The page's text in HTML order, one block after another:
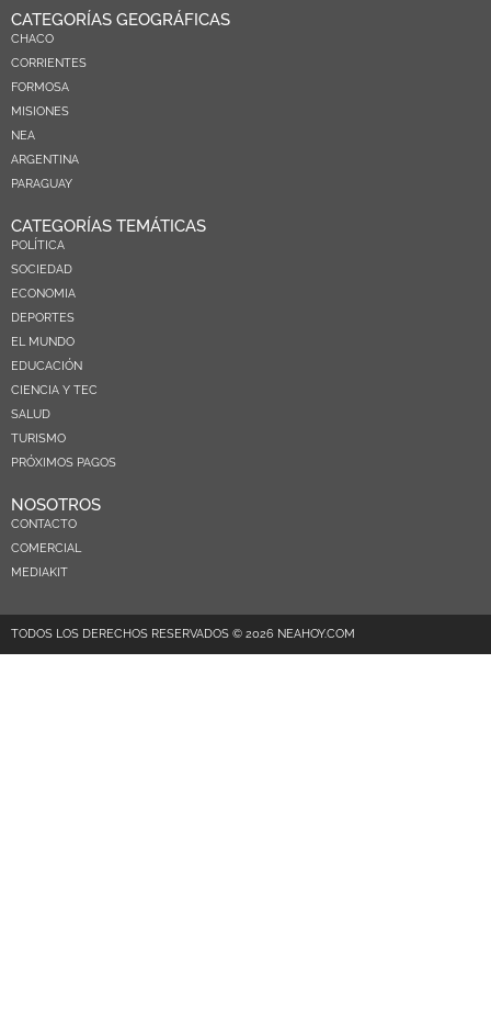
CATEGORÍAS GEOGRÁFICAS
CHACO
CORRIENTES
FORMOSA
MISIONES
NEA
ARGENTINA
PARAGUAY
CATEGORÍAS TEMÁTICAS
POLÍTICA
SOCIEDAD
ECONOMIA
DEPORTES
EL MUNDO
EDUCACIÓN
CIENCIA Y TEC
SALUD
TURISMO
PRÓXIMOS PAGOS
NOSOTROS
CONTACTO
COMERCIAL
MEDIAKIT
TODOS LOS DERECHOS RESERVADOS © 2026 NEAHOY.COM